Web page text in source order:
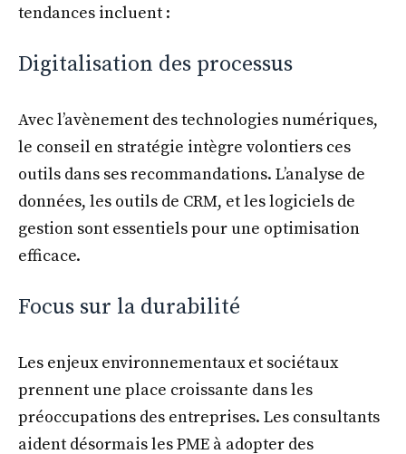
tendances incluent :
Digitalisation des processus
Avec l’avènement des technologies numériques,
le conseil en stratégie intègre volontiers ces
outils dans ses recommandations. L’analyse de
données, les outils de CRM, et les logiciels de
gestion sont essentiels pour une optimisation
efficace.
Focus sur la durabilité
Les enjeux environnementaux et sociétaux
prennent une place croissante dans les
préoccupations des entreprises. Les consultants
aident désormais les PME à adopter des